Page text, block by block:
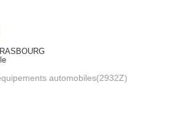
automobiles(2932Z)